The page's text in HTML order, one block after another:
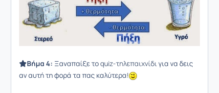
Βήμα 4: Ξαναπαίξε τοquiz-τηλεπαιχνίδι για να δεις
αν αυτή τη φορά τα πας καλύτερα!